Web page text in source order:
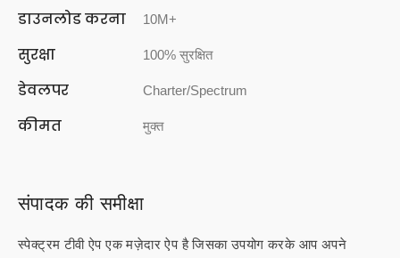
डाउनलोड करना 10M+
सुरक्षा 100% सुरक्षित
डेवलपर Charter/Spectrum
कीमत मुक्त
संपादक की समीक्षा
स्पेक्ट्रम टीवी ऐप एक मज़ेदार ऐप है जिसका उपयोग करके आप अपने